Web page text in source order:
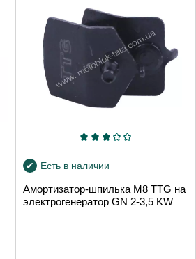
Есть в наличии
Амортизатор-шпилька М8 TTG на
электрогенератор GN 2-3,5 KW